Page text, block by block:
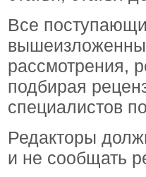
Все
рассмотрения,
подбирая
специалистов
Редакторы
и не сообщать